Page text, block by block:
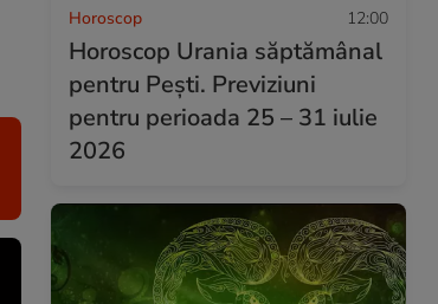
Horoscop 12:00
Horoscop Urania săptămânal
pentru Pești. Previziuni
pentru perioada 25 – 31 iulie
2026